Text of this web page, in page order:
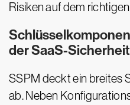
Risiken auf dem
der SaaS-
SSPM deckt ein breites
ab. Neben